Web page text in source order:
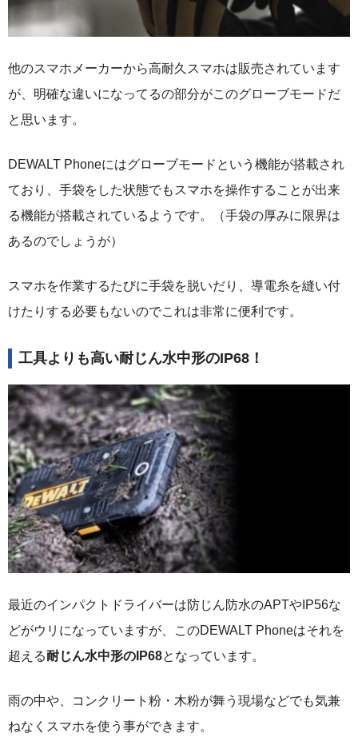
他のスマホメーカーから高耐久スマホは販売されています
が、明確な違いになってるの部分がこのグローブモードだ
と思います。
DEWALT Phoneにはグローブモードという機能が搭載され
ており、手袋をした状態でもスマホを操作することが出来
る機能が搭載されているようです。（手袋の厚みに限界は
あるのでしょうが）
スマホを作業するたびに手袋を脱いだり、導電糸を縫い付
けたりする必要もないのでこれは非常に便利です。
工具よりも高い耐じん水中形のIP68！
最近のインパクトドライバーは防じん防水のAPTやIP56な
どがウリになっていますが、このDEWALT Phoneはそれを
超える耐じん水中形のIP68となっています。
雨の中や、コンクリート粉・木粉が舞う現場などでも気兼
ねなくスマホを使う事ができます。